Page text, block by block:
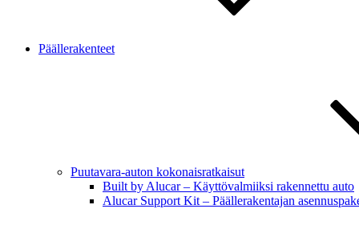
Päällerakenteet
Puutavara-auton kokonaisratkaisut
Built by Alucar – Käyttövalmiiksi rakennettu auto
Alucar Support Kit – Päällerakentajan